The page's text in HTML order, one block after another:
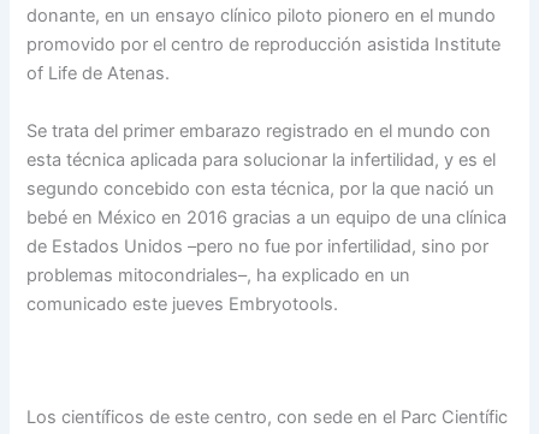
donante, en un ensayo clínico piloto pionero en el mundo
promovido por el centro de reproducción asistida Institute
of Life de Atenas.
Se trata del primer embarazo registrado en el mundo con
esta técnica aplicada para solucionar la infertilidad, y es el
segundo concebido con esta técnica, por la que nació un
bebé en México en 2016 gracias a un equipo de una clínica
de Estados Unidos –pero no fue por infertilidad, sino por
problemas mitocondriales–, ha explicado en un
comunicado este jueves Embryotools.
Los científicos de este centro, con sede en el Parc Científic